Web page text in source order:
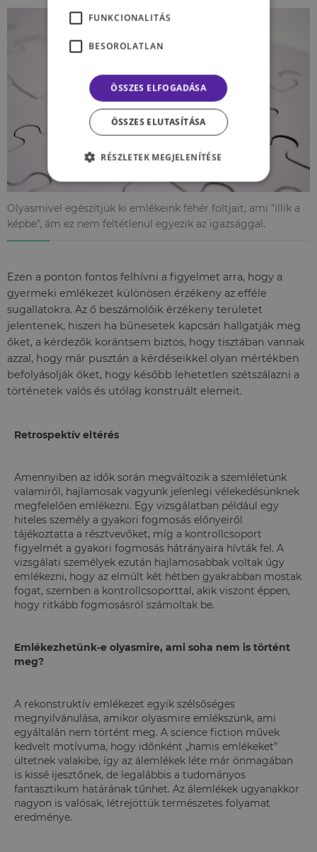
Olyasmivel egészítjük ki emlékeink fehér foltjait, ami "illik a
képbe", ám ez nem feltétlenül egyezik az igazsággal.
Ezen a ponton fontos felhívni a figyelmet arra, hogy a
gyermeki emlékezet különösen érzékeny az efféle
sugallatokra. Az ő beszámolóik érzékeny területet
jelentenek, hiszen ha bűnesetek kapcsán hallgatják meg
őket, a kérdezők korántsem biztos, hogy tisztában vannak
azzal, hogy már pusztán a kérdéseikkel olyan mértékben
befolyásolják őket, hogy később lehetetlen szétszálazni a
történetek valós és utólag konstruált elemeit.
Retrospektív eltérés
Amennyiben az idők során megváltozik a szemléletünk
valamiről, hajlamosak vagyunk jelenlegi vélekedésünknek
megfelelően emlékezni. Egy vizsgálatban például egy
hiteles személy a gyakori fogmosás előnyeiről
tájékoztatta a résztvevőket, míg a kontrollcsoport
figyelmét a gyakori fogmosás hátrányaira hívták fel. A
vizsgálati személyek ezután hajlamosabbak voltak úgy
emlékezni, hogy az elmúlt két hétben gyakrabban mostak
fogat, szemben a kontrollcsoporttal, akik viszont éppen,
hogy ritkább fogmosásról számoltak be.
Emlékezhetünk-e olyasmire, ami soha nem is történt
meg?
A rekonstruktív emlékezet egyik szélsőséges
megnyilvánulása, amikor olyasmire emlékszünk, ami
egyáltalán nem történt meg. A science fiction művek
kedvelt motívuma, hogy időnként „hamis emlékeket”
ültetnek valakibe, így az álemlékek léte már önmagában
is kissé ijesztőnek, de legalábbis a tudományos
fantasztikum határának tűnhet. Az álemlékek ugyanakkor
nagyon is valósak, létrejöttük természetes folyamat
eredménye.
FUNKCIONALITÁS
BESOROLATLAN
ÖSSZES ELFOGADÁSA
ÖSSZES ELUTASÍTÁSA
RÉSZLETEK MEGJELENÍTÉSE